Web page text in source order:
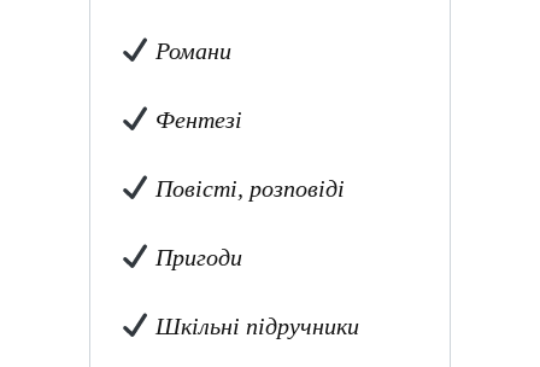
Романи
Фентезі
Повісті, розповіді
Пригоди
Шкільні підручники